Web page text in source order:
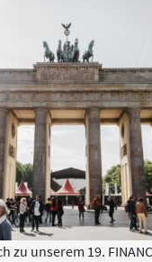
zu unserem 19.